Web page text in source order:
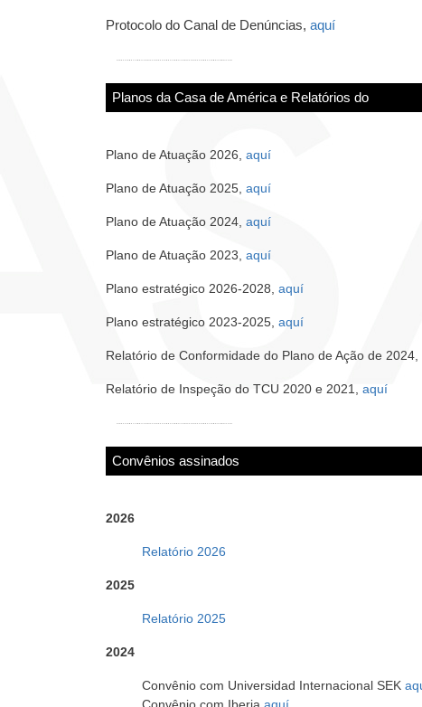
Protocolo do Canal de Denúncias, aquí
Planos da Casa de América e Relatórios do
Plano de Atuação 2026, aquí
Plano de Atuação 2025, aquí
Plano de Atuação 2024, aquí
Plano de Atuação 2023, aquí
Plano estratégico 2026-2028, aquí
Plano estratégico 2023-2025, aquí
Relatório de Conformidade do Plano de Ação de 2024,
Relatório de Inspeção do TCU 2020 e 2021, aquí
Convênios assinados
2026
Relatório 2026
2025
Relatório 2025
2024
Convênio com Universidad Internacional SEK